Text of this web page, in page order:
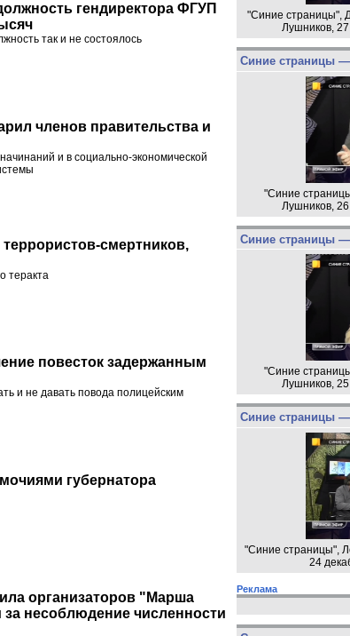
гендиректора ФГУП
так и не состоялось
членов правительства и
и в социально-экономической
смертников,
теракта
повесток задержанным
и не давать повода полицейским
губернатора
организаторов "Марша
несоблюдение численности
"Синие страницы",
Лушников,
Синие страницы —
"Синие
Лушников,
Синие страницы —
"Синие
Лушников,
Синие страницы —
"Синие страницы",
24
Реклама